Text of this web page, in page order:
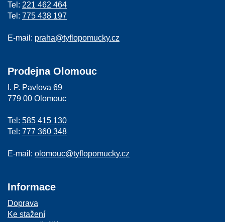
Tel: 221 462 464
Tel: 775 438 197
E-mail: praha@tyflopomucky.cz
Prodejna Olomouc
I. P. Pavlova 69
779 00 Olomouc
Tel: 585 415 130
Tel: 777 360 348
E-mail: olomouc@tyflopomucky.cz
Informace
Doprava
Ke stažení